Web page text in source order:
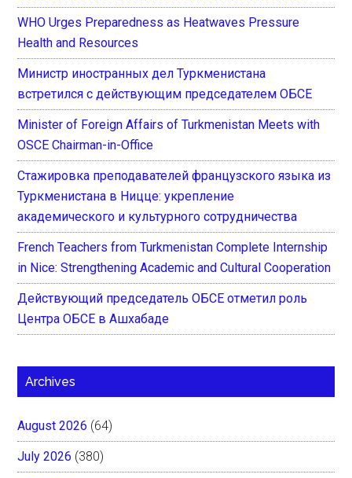
WHO Urges Preparedness as Heatwaves Pressure
Health and Resources
Министр иностранных дел Туркменистана
встретился с действующим председателем ОБСЕ
Minister of Foreign Affairs of Turkmenistan Meets with
OSCE Chairman-in-Office
Стажировка преподавателей французского языка из
Туркменистана в Ницце: укрепление
академического и культурного сотрудничества
French Teachers from Turkmenistan Complete Internship
in Nice: Strengthening Academic and Cultural Cooperation
Действующий председатель ОБСЕ отметил роль
Центра ОБСЕ в Ашхабаде
Archives
August 2026 (64)
July 2026 (380)